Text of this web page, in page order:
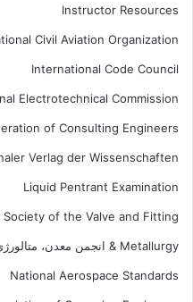
Instructor Resources
Civil Aviation Organization
International Code Council
Electrotechnical Commission
of Consulting Engineers
Verlag der Wissenschaften
Liquid Pentrant Examination
of the Valve and Fitting
Metallurgy & انجمن معدن، متالورژی و اکتشاف
National Aerospace Standards